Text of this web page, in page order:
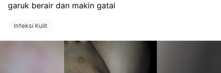
garuk berair dan makin gatal
Infeksi Kulit